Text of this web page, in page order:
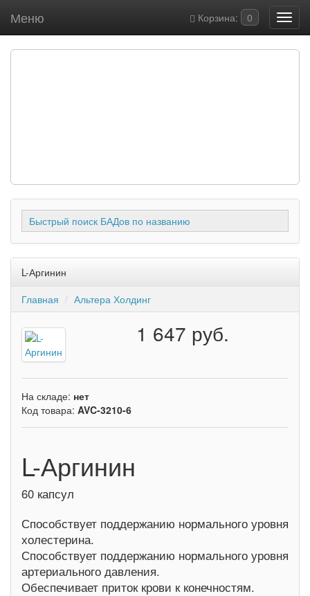
Корзина: 0
Меню
Быстрый поиск БАДов по названию
L-Аргинин
Главная
Альтера Холдинг
1 647 руб.
На складе: нет
Код товара: AVC-3210-6
L-Аргинин
60 капсул
Способствует поддержанию нормального уровня
холестерина.
Способствует поддержанию нормального уровня
артериального давления.
Обеспечивает приток крови к конечностям.